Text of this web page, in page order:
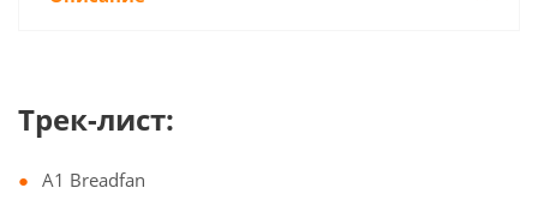
Трек-лист:
A1 Breadfan